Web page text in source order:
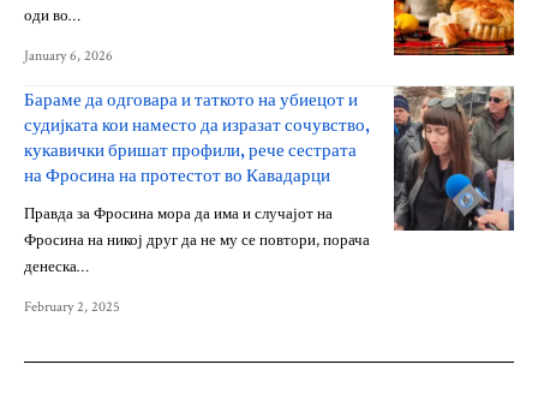
оди во…
January 6, 2026
Бараме да одговара и таткото на убиецот и
судијката кои наместо да изразат сочувство,
кукавички бришат профили, рече сестрата
на Фросина на протестот во Кавадарци
Правда за Фросина мора да има и случајот на
Фросина на никој друг да не му се повтори, порача
денеска…
February 2, 2025